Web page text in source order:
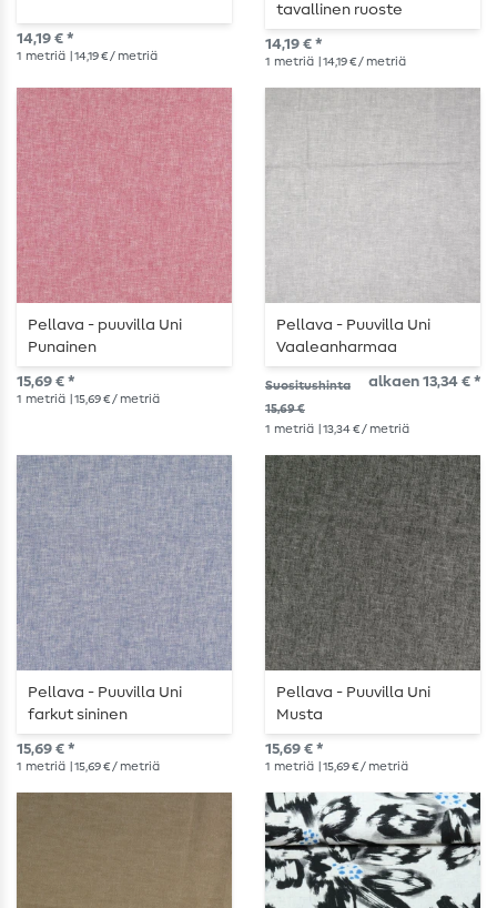
14,19 € *
1 metriä | 14,19 € / metriä
tavallinen ruoste
14,19 € *
1 metriä | 14,19 € / metriä
Pellava - puuvilla Uni
Punainen
15,69 € *
1 metriä | 15,69 € / metriä
Pellava - Puuvilla Uni
Vaaleanharmaa
Suositushinta
15,69 €
alkaen 13,34 € *
1 metriä | 13,34 € / metriä
Pellava - Puuvilla Uni
farkut sininen
15,69 € *
1 metriä | 15,69 € / metriä
Pellava - Puuvilla Uni
Musta
15,69 € *
1 metriä | 15,69 € / metriä